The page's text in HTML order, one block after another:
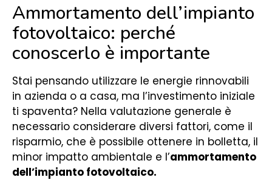
Ammortamento dell’impianto
fotovoltaico: perché
conoscerlo è importante
Stai pensando utilizzare le energie rinnovabili
in azienda o a casa, ma l’investimento iniziale
ti spaventa? Nella valutazione generale è
necessario considerare diversi fattori, come il
risparmio, che è possibile ottenere in bolletta, il
minor impatto ambientale e l’ammortamento
dell’impianto fotovoltaico.